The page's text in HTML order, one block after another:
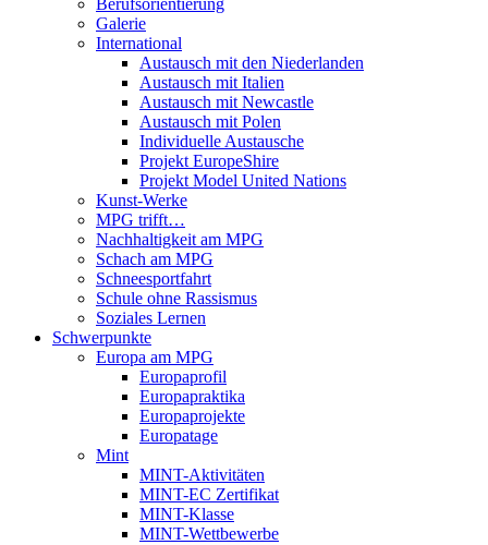
Berufsorientierung
Galerie
International
Austausch mit den Niederlanden
Austausch mit Italien
Austausch mit Newcastle
Austausch mit Polen
Individuelle Austausche
Projekt EuropeShire
Projekt Model United Nations
Kunst-Werke
MPG trifft…
Nachhaltigkeit am MPG
Schach am MPG
Schneesportfahrt
Schule ohne Rassismus
Soziales Lernen
Schwerpunkte
Europa am MPG
Europaprofil
Europapraktika
Europaprojekte
Europatage
Mint
MINT-Aktivitäten
MINT-EC Zertifikat
MINT-Klasse
MINT-Wettbewerbe